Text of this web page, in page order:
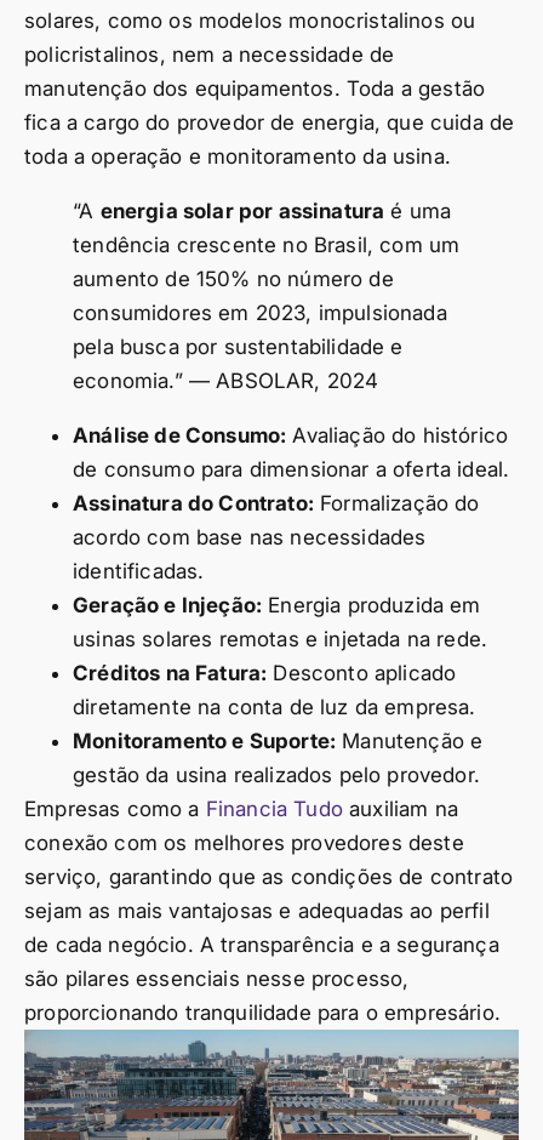
solares, como os modelos monocristalinos ou
policristalinos, nem a necessidade de
manutenção dos equipamentos. Toda a gestão
fica a cargo do provedor de energia, que cuida de
toda a operação e monitoramento da usina.
“A energia solar por assinatura é uma
tendência crescente no Brasil, com um
aumento de 150% no número de
consumidores em 2023, impulsionada
pela busca por sustentabilidade e
economia.” — ABSOLAR, 2024
Análise de Consumo: Avaliação do histórico
de consumo para dimensionar a oferta ideal.
Assinatura do Contrato: Formalização do
acordo com base nas necessidades
identificadas.
Geração e Injeção: Energia produzida em
usinas solares remotas e injetada na rede.
Créditos na Fatura: Desconto aplicado
diretamente na conta de luz da empresa.
Monitoramento e Suporte: Manutenção e
gestão da usina realizados pelo provedor.
Empresas como a Financia Tudoauxiliam na
conexão com os melhores provedores deste
serviço, garantindo que as condições de contrato
sejam as mais vantajosas e adequadas ao perfil
de cada negócio. A transparência e a segurança
são pilares essenciais nesse processo,
proporcionando tranquilidade para o empresário.